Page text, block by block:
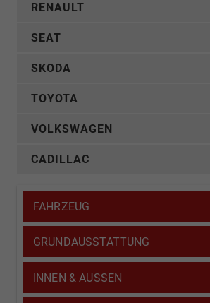
RENAULT
SEAT
SKODA
TOYOTA
VOLKSWAGEN
CADILLAC
FAHRZEUG
GRUNDAUSSTATTUNG
INNEN & AUSSEN